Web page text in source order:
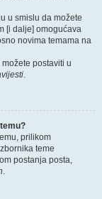
u smislu da možete
[i dalje] omogućava
novima temama na
postaviti u
.
prilikom
teme
postanja posta,
.